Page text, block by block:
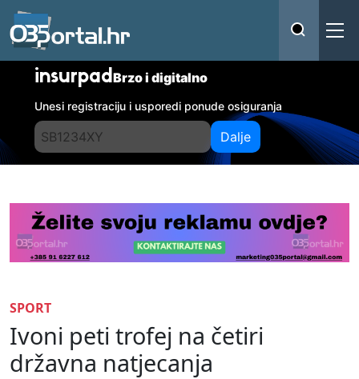
insurpadBrzo i digitalno
Unesi registraciju i usporedi ponude osiguranja
Dalje
SPORT
Ivoni peti trofej na četiri
državna natjecanja